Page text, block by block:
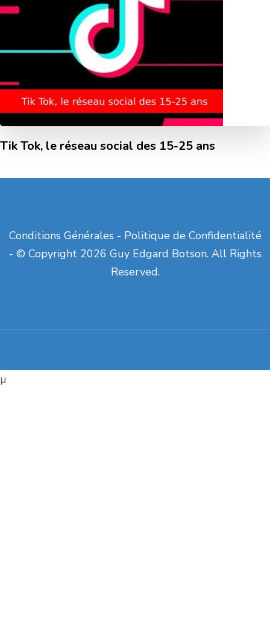
Tik Tok, le réseau social des 15-25 ans
Conditions Générales - Politique de Confidentialité
- © Copyright 2026 Guy Edgard Botson. All Rights
Reserved.
µ